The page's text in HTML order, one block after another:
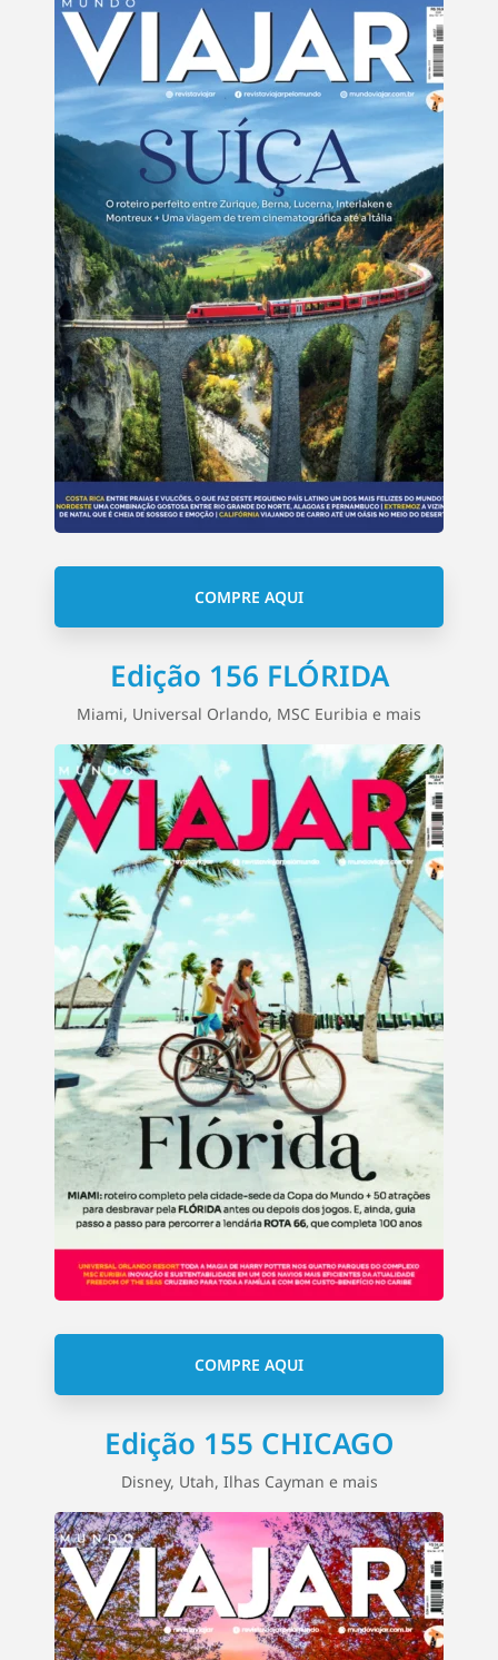
COMPRE AQUI
Edição 156 FLÓRIDA
Miami, Universal Orlando, MSC Euribia e mais
COMPRE AQUI
Edição 155 CHICAGO
Disney, Utah, Ilhas Cayman e mais